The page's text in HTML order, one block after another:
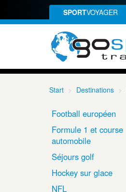
SPORTVOYAGER
Start Destinations
Football européen
Formule 1 et course
automobile
Séjours golf
Hockey sur glace
NFL